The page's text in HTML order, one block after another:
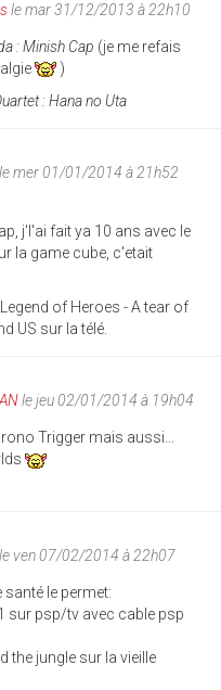
le mar 31/12/2013 à 22h10
: Minish Cap (je me refais
)
: Hana no Uta
le mer 01/01/2014 à 21h52
j'l'ai fait ya 10 ans avec le
la game cube, c'etait
of Heroes - A tear of
US sur la télé.
le jeu 02/01/2014 à 19h04
Trigger mais aussi...
le ven 07/02/2014 à 22h07
le permet:
sur psp/tv avec cable psp
the jungle sur la vieille